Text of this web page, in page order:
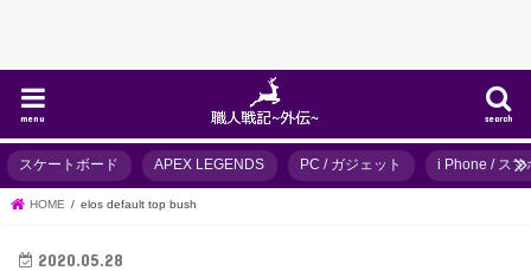
search
menu
スケートボード APEX LEGENDS PC / ガジェット i Phone / スマ
HOME elos default top bush
2020.05.28